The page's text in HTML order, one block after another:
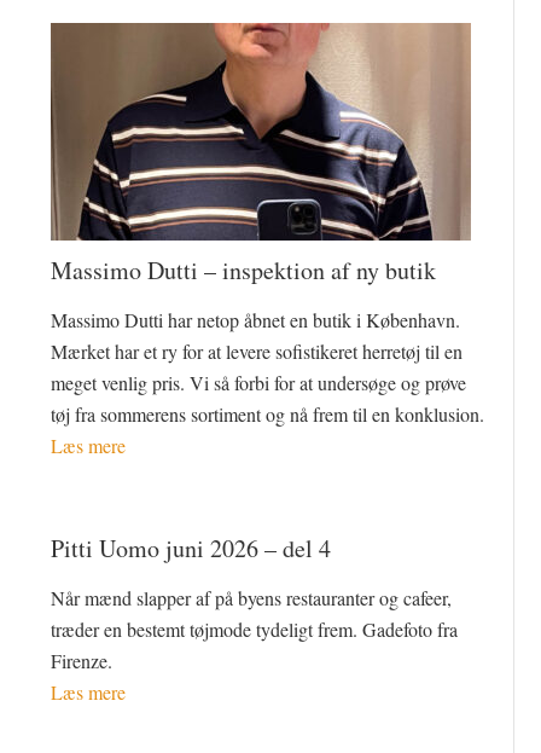
Massimo Dutti – inspektion af ny butik
Massimo Dutti har netop åbnet en butik i København.
Mærket har et ry for at levere sofistikeret herretøj til en
meget venlig pris. Vi så forbi for at undersøge og prøve
tøj fra sommerens sortiment og nå frem til en konklusion.
Læs mere
Pitti Uomo juni 2026 – del 4
Når mænd slapper af på byens restauranter og cafeer,
træder en bestemt tøjmode tydeligt frem. Gadefoto fra
Firenze.
Læs mere